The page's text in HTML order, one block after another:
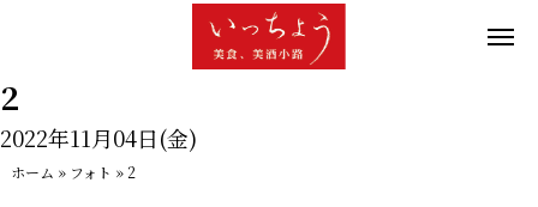
2
2022年11月04日(金)
ホーム » フォト » 2